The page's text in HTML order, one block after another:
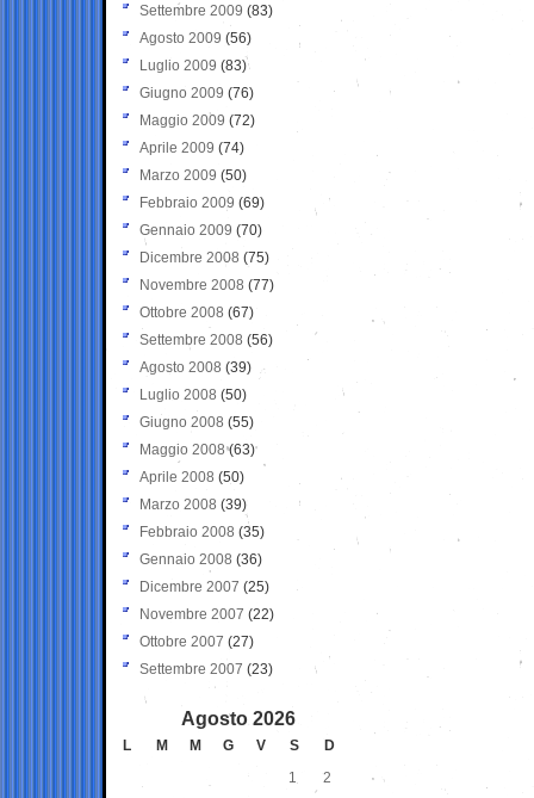
Settembre 2009 (83)
Agosto 2009 (56)
Luglio 2009 (83)
Giugno 2009 (76)
Maggio 2009 (72)
Aprile 2009 (74)
Marzo 2009 (50)
Febbraio 2009 (69)
Gennaio 2009 (70)
Dicembre 2008 (75)
Novembre 2008 (77)
Ottobre 2008 (67)
Settembre 2008 (56)
Agosto 2008 (39)
Luglio 2008 (50)
Giugno 2008 (55)
Maggio 2008(63)
Aprile 2008 (50)
Marzo 2008 (39)
Febbraio 2008 (35)
Gennaio 2008 (36)
Dicembre 2007 (25)
Novembre 2007 (22)
Ottobre 2007 (27)
Settembre 2007 (23)
Agosto 2026
L M M G V S
D
1
2